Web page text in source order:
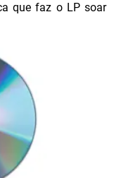
que faz o LP soar